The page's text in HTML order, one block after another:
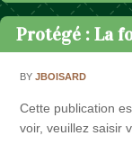
Passer au contenu
Protégé : La
BYJBOISARD
Cette publication
voir, veuillez saisir